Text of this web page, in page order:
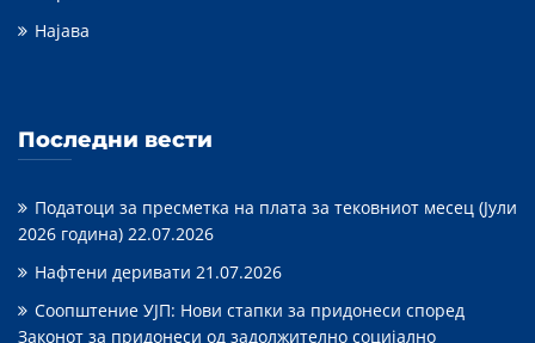
Најава
Последни вести
Податоци за пресметка на плата за тековниот месец (Јули
2026 година) 22.07.2026
Нафтени деривати 21.07.2026
Соопштение УЈП: Нови стапки за придонеси според
Законот за придонеси од задолжително социјално